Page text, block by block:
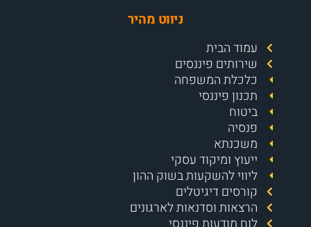
ניווט מהיר
עמוד הבית
שירותים פיננסים
כלכלת המשפחה
תכנון פיננסי
ביטוח
פנסיה
משכנתא
ייעוץ ומיקוד עסקי
ליווי להשקעות בשוק ההון
קורסים דיגיטלים
הרצאות וסדנאות לארגונים